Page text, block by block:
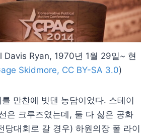
Davis Ryan, 1970년 1월 29일~ 현
Skidmore, CC BY-SA 3.0)
만찬에 빗댄 농담이었다. 스테이
은 크루즈였는데, 둘 다 싫은 공화
당대회로 갈 경우) 하원의장 폴 라이